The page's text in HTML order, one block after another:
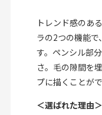
トレンド感のあ
ラの2つの機能
す。ペンシル部
さ。毛の隙間を
プに描くことがで
＜選ばれた理由＞